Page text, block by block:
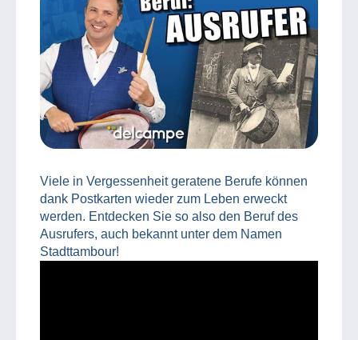
Viele in Vergessenheit geratene Berufe können
dank Postkarten wieder zum Leben erweckt
werden. Entdecken Sie so also den Beruf des
Ausrufers, auch bekannt unter dem Namen
Stadttambour!